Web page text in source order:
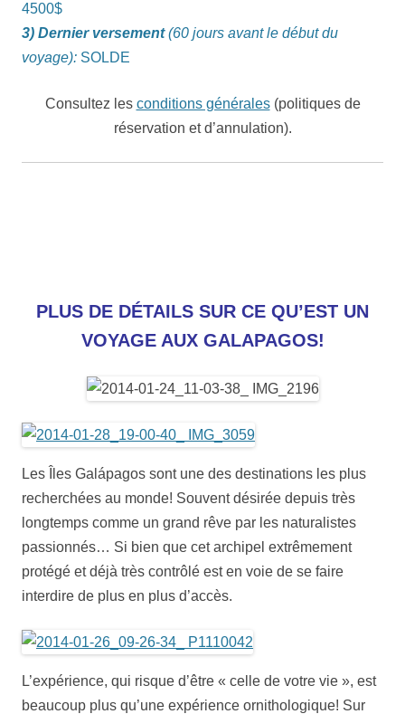
4500$
3) Dernier versement(60 jours avant le début du
voyage): SOLDE
Consultez les conditions générales(politiques de
réservation et d’annulation).
PLUS DE DÉTAILS SUR CE QU’EST UN
VOYAGE AUX GALAPAGOS!
Les Îles Galápagos sont une des destinations les plus
recherchées au monde! Souvent désirée depuis très
longtemps comme un grand rêve par les naturalistes
passionnés… Si bien que cet archipel extrêmement
protégé et déjà très contrôlé est en voie de se faire
interdire de plus en plus d’accès.
L’expérience, qui risque d’être « celle de votre vie », est
beaucoup plus qu’une expérience ornithologique! Sur